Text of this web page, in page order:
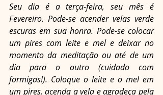
Seu dia é a terça-feira, seu mês é
Fevereiro. Pode-se acender velas verde
escuras em sua honra. Pode-se colocar
um pires com leite e mel e deixar no
momento da meditação ou até de um
dia para o outro (cuidado com
formigas!). Coloque o leite e o mel em
um pires, acenda a vela e agradeça pela